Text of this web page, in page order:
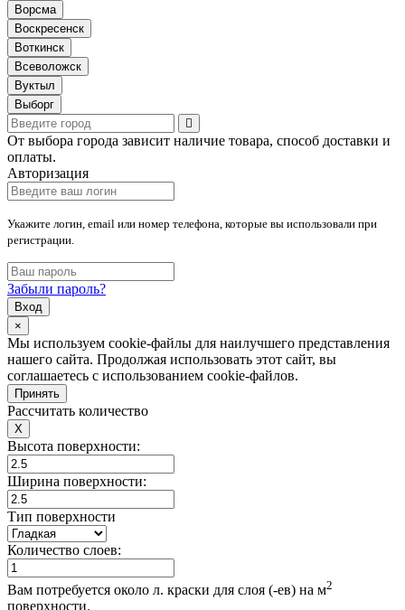
Ворсма
Воскресенск
Воткинск
Всеволожск
Вуктыл
Выборг
От выбора города зависит наличие товара, способ доставки и
оплаты.
Авторизация
Укажите логин, email или номер телефона, которые вы использовали при
регистрации.
Забыли пароль?
Вход
×
Мы используем cookie-файлы для наилучшего представления
нашего сайта. Продолжая использовать этот сайт, вы
соглашаетесь с использованием cookie-файлов.
Принять
Рассчитать количество
X
Высота поверхности:
Ширина поверхности:
Тип поверхности
Количество слоев:
Вам потребуется около л. краски для слоя (-ев) на м2
поверхности.